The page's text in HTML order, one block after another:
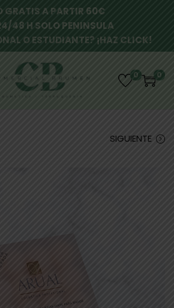
GRATIS A PARTIR 60€
48 H SOLO PENINSULA
O ESTUDIANTE? ¡HAZ CLICK!
0 0
SIGUIENTE